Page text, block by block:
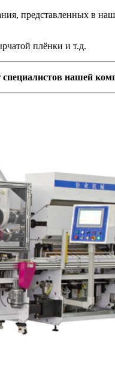
представленных в
плёнки и т.д.
специалистов нашей